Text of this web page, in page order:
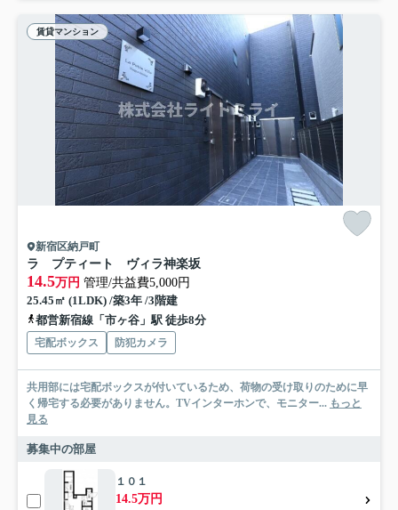
賃貸マンション
新宿区納戸町
ラ プティート ヴィラ神楽坂
14.5万円 管理/共益費5,000円
25.45㎡ (1LDK) /築3年 /3階建
都営新宿線「市ヶ谷」駅 徒歩8分
宅配ボックス 防犯カメラ
共用部には宅配ボックスが付いているため、荷物の受け取りのために早
く帰宅する必要がありません。TVインターホンで、モニター... もっと
見る
募集中の部屋
１０１
14.5万円